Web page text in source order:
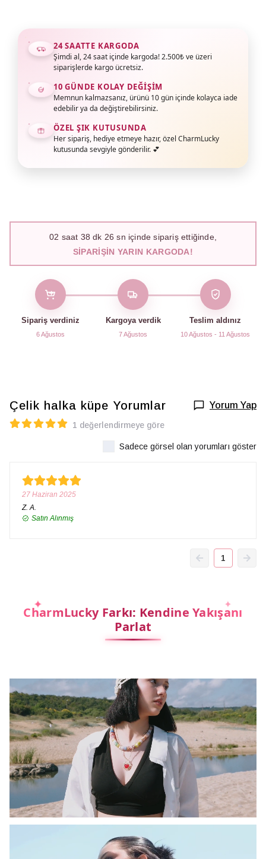
24 SAATTE KARGODA
Şimdi al, 24 saat içinde kargoda! 2.500₺ ve üzeri
siparişlerde kargo ücretsiz.
10 GÜNDE KOLAY DEĞIŞIM
Memnun kalmazsanız, ürünü 10 gün içinde kolayca iade
edebilir ya da değiştirebilirsiniz.
ÖZEL ŞIK KUTUSUNDA
Her sipariş, hediye etmeye hazır, özel CharmLucky
kutusunda sevgiyle gönderilir. 💕
02 saat 38 dk 26 sn içinde sipariş ettiğinde,
SIPARIŞIN YARIN KARGODA!
Sipariş verdiniz
6 Ağustos
Kargoya verdik
7 Ağustos
Teslim aldınız
10 Ağustos - 11 Ağustos
Çelik halka küpe Yorumlar Yorum Yap
1 değerlendirmeye göre
Sadece görsel olan yorumları göster
27 Haziran 2025
Z. A.
Satın Alınmış
1
CharmLucky Farkı: Kendine Yakışanı
Parlat